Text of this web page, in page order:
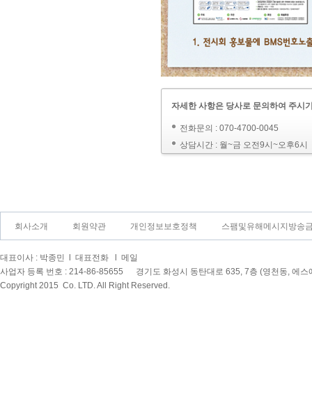
자세한 사항은 당사로 문의하여 주시
전화문의 : 070-4700-0045
상담시간 : 월~금 오전9시~오후6시
회사소개 회원약관 개인정보보호정책 스팸및유해메시지방송
대표이사 : 박종민 l 대표전화
l 메일
사업자 등록 번호 : 214-86-85655 경기도 화성시 동탄대로 635, 7층 (영천동, 에스
Copyright 2015 Co. LTD. All Right Reserved.